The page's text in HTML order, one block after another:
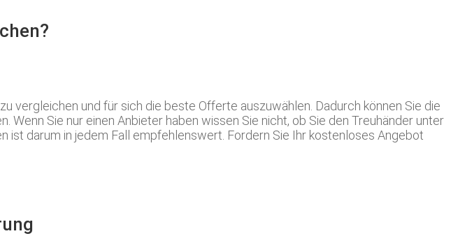
vergleichen und für sich die beste Offerte auszuwählen. Dadurch können Sie die
Sie nur einen Anbieter haben wissen Sie nicht, ob Sie den Treuhänder unter
darum in jedem Fall empfehlenswert. Fordern Sie Ihr kostenloses Angebot